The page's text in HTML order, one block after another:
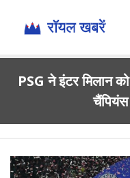
PSG ने इंटर मिलान
चैंपियंस